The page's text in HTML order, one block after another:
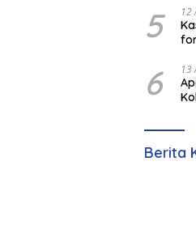
5 12
6 13
Berita